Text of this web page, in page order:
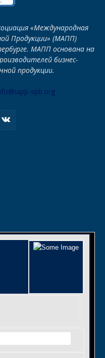
«Международная
Продукции» (МАПП)
МАПП основана на
бизнес-
продукции.
spb.org